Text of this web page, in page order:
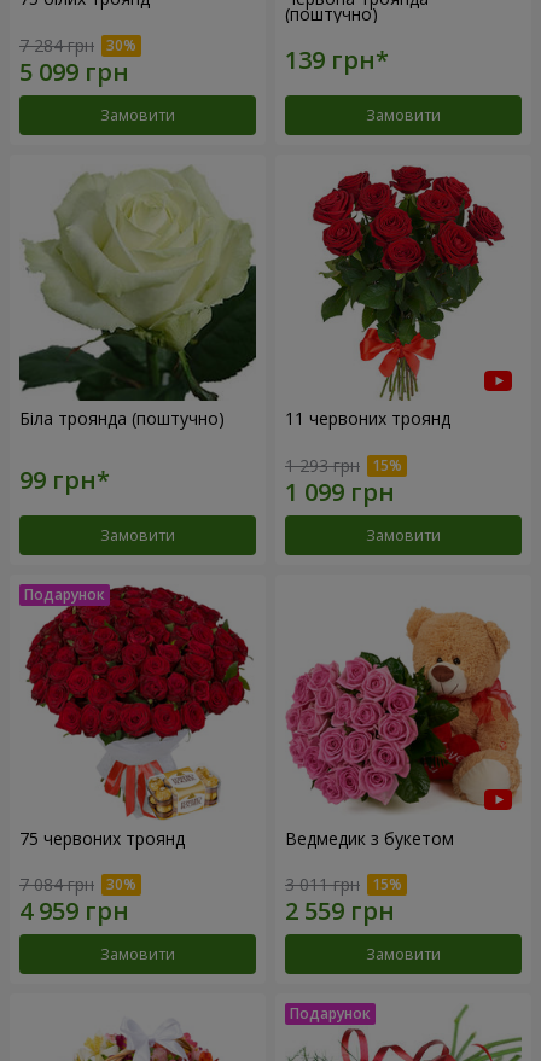
7 284 грн
Замовити
(поштучно)
Замовити
Біла троянда (поштучно)
Замовити
11 червоних троянд
1 293 грн
Замовити
75 червоних троянд
7 084 грн
Замовити
Ведмедик з букетом
3 011 грн
Замовити